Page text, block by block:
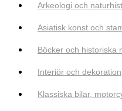
Arkeologi och
Asiatisk konst och
Böcker och historiska
Interiör och dekoration
Klassiska bilar,